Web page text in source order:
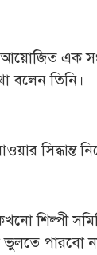
এক
বলেন তিনি।
সিদ্ধান্ত
শিল্পী
পারবো